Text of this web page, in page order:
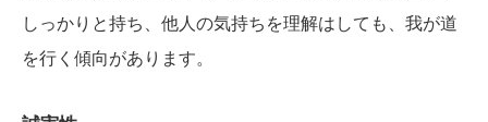
しっかりと持ち、他人の気持ちを理解はしても、我が道
を行く傾向があります。